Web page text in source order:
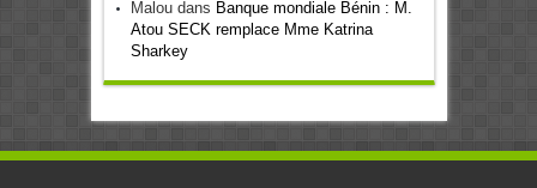
Maloudans Banque mondiale Bénin : M.
Atou SECK remplace Mme Katrina
Sharkey